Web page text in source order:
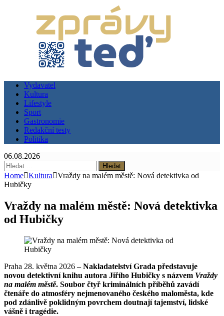
Vydavatel
Kultura
Lifestyle
Sport
Gastronomie
Redakční testy
Politika
06.08.2026
Vyhledávání
Home Kultura
Vraždy na malém městě: Nová detektivka od
Hubičky
Vraždy na malém městě: Nová detektivka
od Hubičky
Praha 28. května 2026 – Nakladatelství Grada představuje
novou detektivní knihu autora Jiřího Hubičky s názvem Vraždy
na malém městě. Soubor čtyř kriminálních příběhů zavádí
čtenáře do atmosféry nejmenovaného českého maloměsta, kde
pod zdánlivě poklidným povrchem doutnají tajemství, lidské
vášně i tragédie.